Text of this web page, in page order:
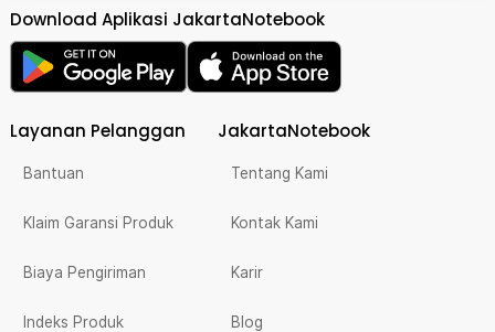
Download Aplikasi JakartaNotebook
Layanan Pelanggan
Bantuan
Klaim Garansi Produk
Biaya Pengiriman
Indeks Produk
JakartaNotebook
Tentang Kami
Kontak Kami
Karir
Blog